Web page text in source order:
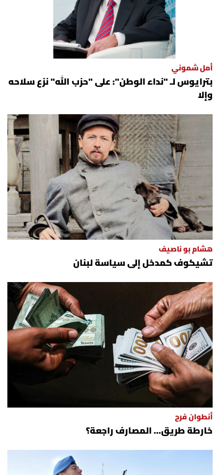
أمل شموني
بترايوس لـ "نداء الوطن": على "حزب الله" نزع سلاحه
وإلا
هشام بو ناصيف
تشيكوف كمدخل إلى سياسة لبنان
أنطوان فرح
خارطة طريق... المصارف راجعة؟